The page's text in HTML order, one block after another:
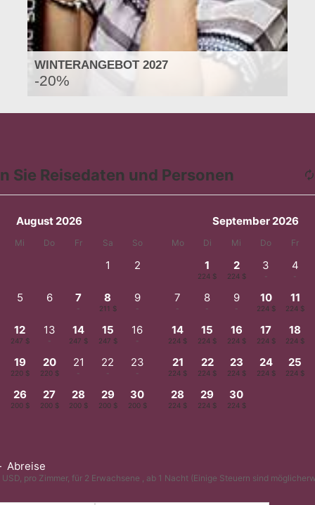
WINTERANGEBOT 2027
-20%
Sie Reisedaten und Personen
August 2026
Mi Do Fr Sa So
1 2
5 6 7
-
8
211 $
9
-
12
247 $
13
-
14
247 $
15
247 $
16
-
19
220 $
20
220 $
21
-
22
-
23
-
26
200 $
27
200 $
28
200 $
29
200 $
30
200 $
September 2026
Mo Di Mi Do Fr
1
224 $
2
224 $
3
-
4
-
7
-
8
-
9
-
10
224 $
11
224 $
14
224 $
15
224 $
16
224 $
17
224 $
18
224 $
21
224 $
22
224 $
23
224 $
24
224 $
25
224 $
28
224 $
29
224 $
30
224 $
Abreise
pro Zimmer, für 2 Erwachsene , ab 1 Nacht (Einige Steuern sind